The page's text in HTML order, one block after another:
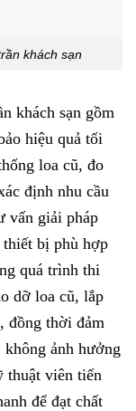
khách sạn
khách sạn gồm
hiệu quả tối
loa cũ, đo
định nhu cầu
vấn giải pháp
bị phù hợp
quá trình thi
dỡ loa cũ, lắp
đồng thời đảm
ảnh hưởng
thuật viên tiến
để đạt chất